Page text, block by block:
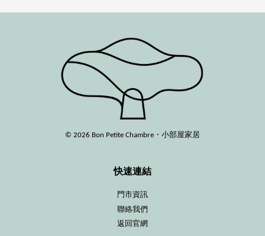
© 2026 Bon Petite Chambre・小部屋家居
快速連結
門市資訊
聯絡我們
返回官網